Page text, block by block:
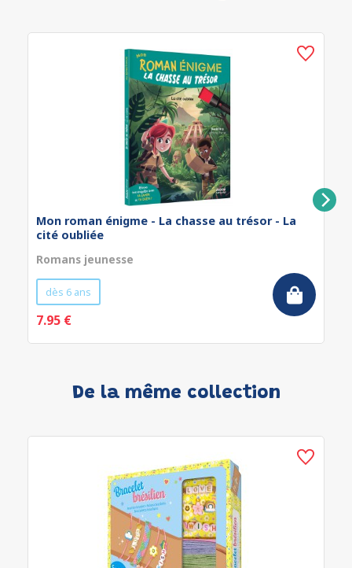
Mon roman énigme - La chasse au trésor - La
cité oubliée
Romans jeunesse
dès 6 ans
7.95 €
De la même collection